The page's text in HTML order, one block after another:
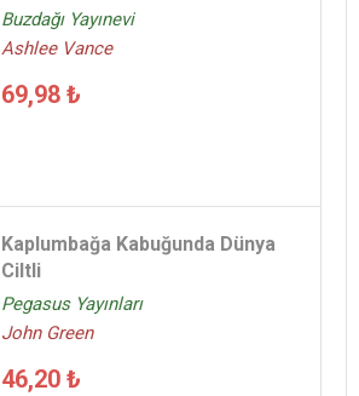
Buzdağı Yayınevi
Ashlee Vance
69,98 ₺
Kaplumbağa Kabuğunda Dünya
Ciltli
Pegasus Yayınları
John Green
46,20 ₺